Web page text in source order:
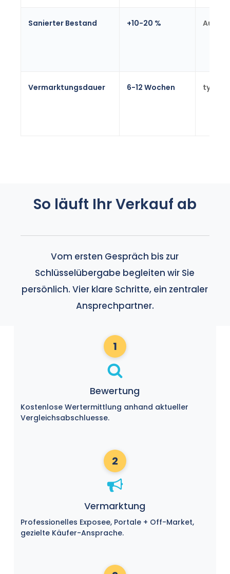
Sanierter Bestand +10-20 %
Vermarktungsdauer 6-12 Wochen
So läuft Ihr Verkauf ab
Vom ersten Gespräch bis zur
Schlüsselübergabe begleiten wir Sie
persönlich. Vier klare Schritte, ein zentraler
Ansprechpartner.
1
Bewertung
Kostenlose Wertermittlung anhand aktueller
Vergleichsabschluesse.
2
Vermarktung
Professionelles Exposee, Portale + Off-Market,
gezielte Käufer-Ansprache.